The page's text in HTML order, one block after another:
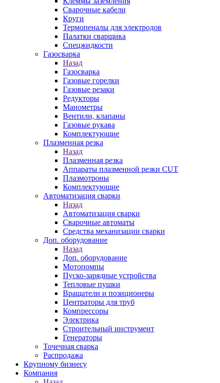
Сварочные кабели
Круги
Термопеналы для электродов
Палатки сварщика
Спецжидкости
Газосварка
Назад
Газосварка
Газовые горелки
Газовые резаки
Редукторы
Манометры
Вентили, клапаны
Газовые рукава
Комплектующие
Плазменная резка
Назад
Плазменная резка
Аппараты плазменной резки CUT
Плазмотроны
Комплектующие
Автоматизация сварки
Назад
Автоматизация сварки
Сварочные автоматы
Средства механизации сварки
Доп. оборудование
Назад
Доп. оборудование
Мотопомпы
Пуско-зарядные устройства
Тепловые пушки
Вращатели и позиционеры
Центраторы для труб
Компрессоры
Электрика
Строительный инструмент
Генераторы
Точечная сварка
Распродажа
Крупному бизнесу
Компания